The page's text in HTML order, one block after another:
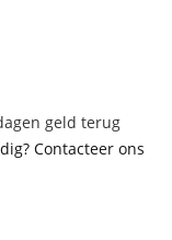
geld terug
Contacteer ons